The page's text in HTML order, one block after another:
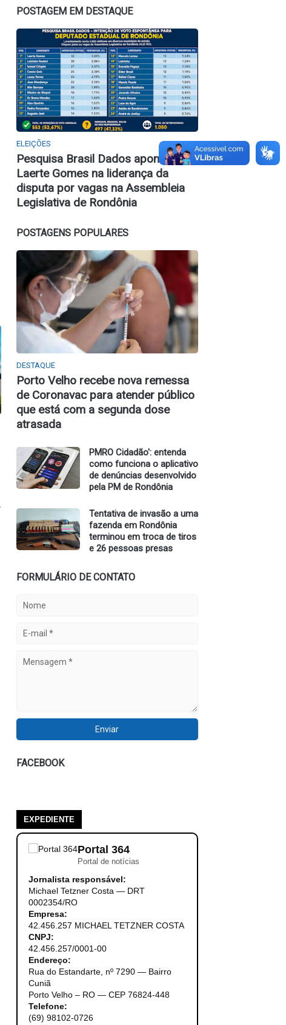
POSTAGEM EM DESTAQUE
ELEIÇÕES
Pesquisa Brasil Dados aponta
Laerte Gomes na liderança da
disputa por vagas na Assembleia
Legislativa de Rondônia
POSTAGENS POPULARES
DESTAQUE
Porto Velho recebe nova remessa
de Coronavac para atender público
que está com a segunda dose
atrasada
PMRO Cidadão': entenda
como funciona o aplicativo
de denúncias desenvolvido
pela PM de Rondônia
Tentativa de invasão a uma
fazenda em Rondônia
terminou em troca de tiros
e 26 pessoas presas
FORMULÁRIO DE CONTATO
FACEBOOK
EXPEDIENTE
Portal 364
Portal de notícias
Jornalista responsável:
Michael Tetzner Costa — DRT
0002354/RO
Empresa:
42.456.257 MICHAEL TETZNER COSTA
CNPJ:
42.456.257/0001-00
Endereço:
Rua do Estandarte, nº 7290 — Bairro
Cuniã
Porto Velho – RO — CEP 76824-448
Telefone:
(69) 98102-0726